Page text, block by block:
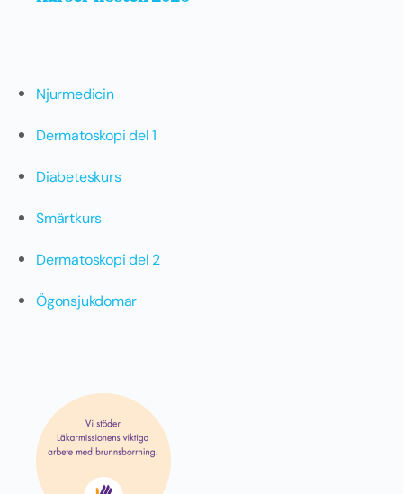
Njurmedicin
Dermatoskopi del 1
Diabeteskurs
Smärtkurs
Dermatoskopi del 2
Ögonsjukdomar